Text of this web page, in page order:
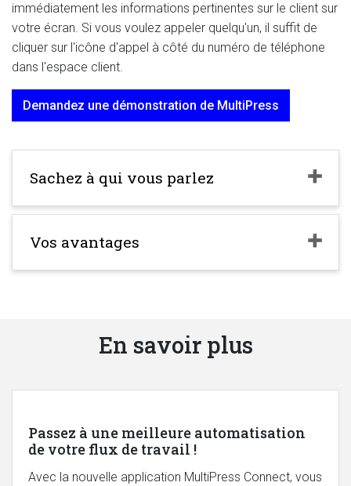
immédiatement les informations pertinentes sur le client sur
votre écran. Si vous voulez appeler quelqu'un, il suffit de
cliquer sur l'icône d'appel à côté du numéro de téléphone
dans l'espace client.
Demandez une démonstration de MultiPress
Sachez à qui vous parlez
Vos avantages
En savoir plus
Passez à une meilleure automatisation
de votre flux de travail !
Avec la nouvelle application MultiPress Connect, vous